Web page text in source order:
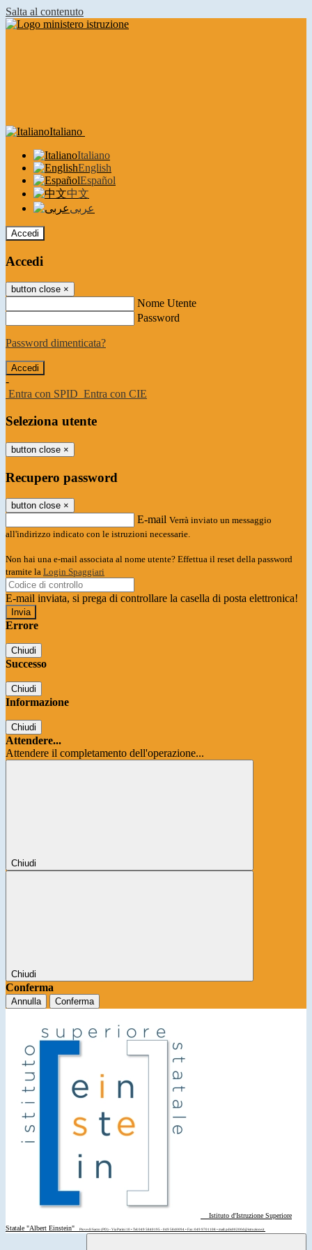
Salta al contenuto
Italiano
Italiano
English
Español
中文
عربى
Accedi
Accedi
button close ×
Nome Utente
Password
Password dimenticata?
-
Entra con SPID Entra con CIE
Seleziona utente
button close ×
Recupero password
button close ×
E-mail Verrà inviato un messaggio
all'indirizzo indicato con le istruzioni necessarie.
Non hai una e-mail associata al nome utente? Effettua il reset della password
tramite la Login Spaggiari
E-mail inviata, si prega di controllare la casella di posta elettronica!
Errore
Chiudi
Successo
Chiudi
Informazione
Chiudi
Attendere...
Attendere il completamento dell'operazione...
Chiudi
Chiudi
Conferma
Annulla Conferma
Istituto d'Istruzione Superiore
Statale "Albert Einstein"
Piove di Sacco (PD) - Via Parini 10 • Tel: 049 5840195 - 049 5840094 • Fax: 049 9701108 • mail: pdis00200d@istruzione.it